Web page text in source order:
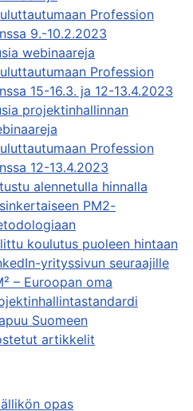
Profession
9.-10.2.2023
webinaareja
Profession
15-16.3. ja 12-13.4.2023
projektinhallinnan
Profession
12-13.4.2023
alennetulla hinnalla
PM2-
koulutus puoleen hintaan
yrityssivun seuraajille
– Euroopan oma
Suomeen
artikkelit
opas